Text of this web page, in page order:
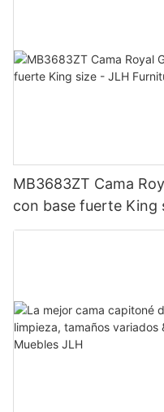
MB3683ZT Cama
con base fuerte King